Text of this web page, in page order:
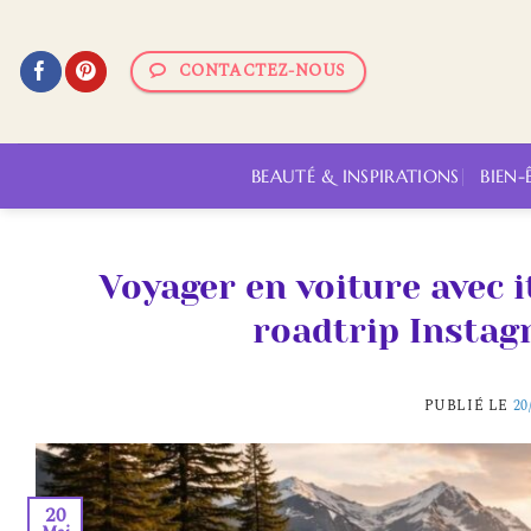
contenu
CONTACTEZ-NOUS
BEAUTÉ & INSPIRATIONS BIEN-
Voyager en voiture
roadtrip
PUBLIÉ LE
20